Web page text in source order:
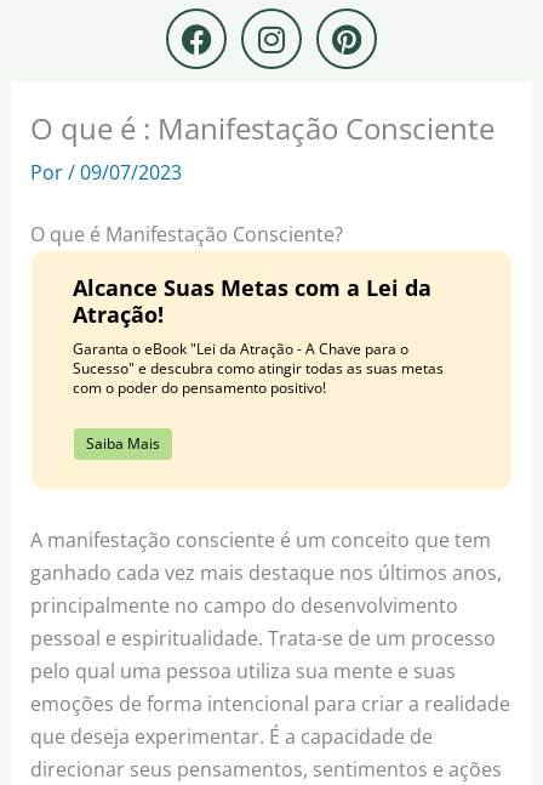
F
a
c
e
b
k
I
n
s
t
a
a
m
P
i
n
t
e
t
O que é : Manifestação Consciente
Por/09/07/2023
O que é Manifestação Consciente?
Alcance Suas Metas com a Lei da
Atração!
Garanta o eBook "Lei da Atração - A Chave para o
Sucesso" e descubra como atingir todas as suas metas
com o poder do pensamento positivo!
Saiba Mais
A manifestação consciente é um conceito que tem
ganhado cada vez mais destaque nos últimos anos,
principalmente no campo do desenvolvimento
pessoal e espiritualidade. Trata-se de um processo
pelo qual uma pessoa utiliza sua mente e suas
emoções de forma intencional para criar a realidade
que deseja experimentar. É a capacidade de
direcionar seus pensamentos, sentimentos e ações